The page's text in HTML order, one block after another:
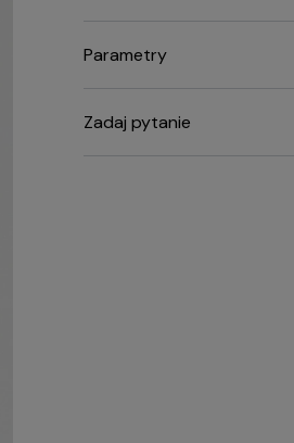
Parametry
Zadaj pytanie